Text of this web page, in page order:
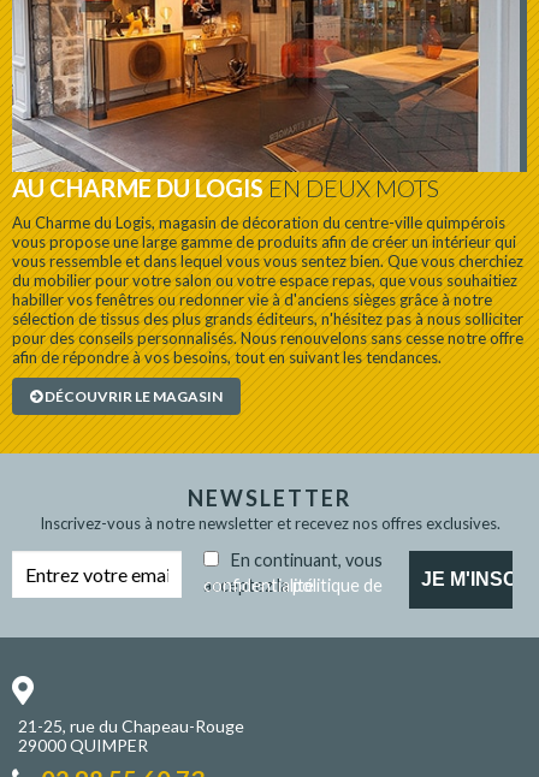
AU CHARME DU LOGISEN DEUX MOTS
Au Charme du Logis, magasin de décoration du centre-ville quimpérois
vous propose une large gamme de produits afin de créer un intérieur qui
vous ressemble et dans lequel vous vous sentez bien. Que vous cherchiez
du mobilier pour votre salon ou votre espace repas, que vous souhaitiez
habiller vos fenêtres ou redonner vie à d'anciens sièges grâce à notre
sélection de tissus des plus grands éditeurs, n'hésitez pas à nous solliciter
pour des conseils personnalisés. Nous renouvelons sans cesse notre offre
afin de répondre à vos besoins, tout en suivant les tendances.
DÉCOUVRIR LE MAGASIN
NEWSLETTER
Inscrivez-vous à notre newsletter et recevez nos offres exclusives.
En continuant, vous
acceptez la
politique de confidentialité
21-25, rue du Chapeau-Rouge
29000 QUIMPER